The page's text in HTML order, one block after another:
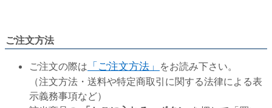
ご注文方法
ご注文の際は 「ご注文方法」 をお読み下さい。
（注文方法・送料や特定商取引に関する法律による表
示義務事項など）